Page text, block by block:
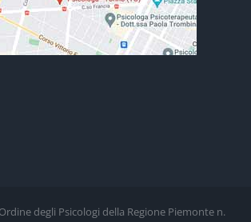
degli Psicologi della Regione Piemonte n.